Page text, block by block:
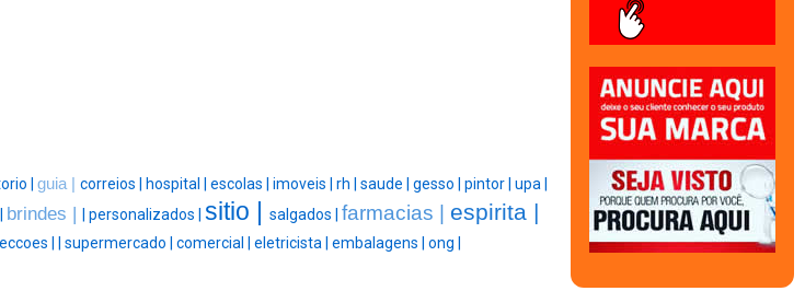
| guia | correios | hospital | escolas | imoveis | rh | saude | gesso | pintor | upa |
brindes | personalizados | sitio | salgados | farmacias | espirita |
| supermercado | comercial | eletricista | embalagens | ong |